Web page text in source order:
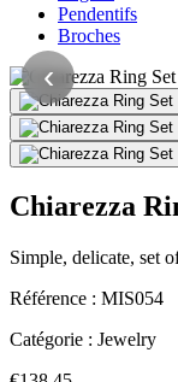
Pendentifs
Broches
‹
Chiarezza
Simple, delicate, set
Référence : MIS054
Catégorie : Jewelry